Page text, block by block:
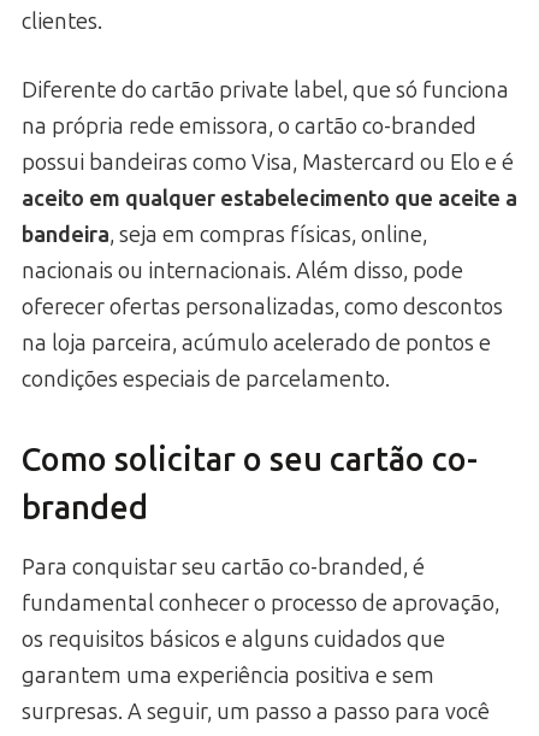
clientes.
Diferente do cartão private label, que só funciona
na própria rede emissora, o cartão co-branded
possui bandeiras como Visa, Mastercard ou Elo e é
aceito em qualquer estabelecimento que aceite a
bandeira, seja em compras físicas, online,
nacionais ou internacionais. Além disso, pode
oferecer ofertas personalizadas, como descontos
na loja parceira, acúmulo acelerado de pontos e
condições especiais de parcelamento.
Como solicitar o seu cartão co-
branded
Para conquistar seu cartão co-branded, é
fundamental conhecer o processo de aprovação,
os requisitos básicos e alguns cuidados que
garantem uma experiência positiva e sem
surpresas. A seguir, um passo a passo para você